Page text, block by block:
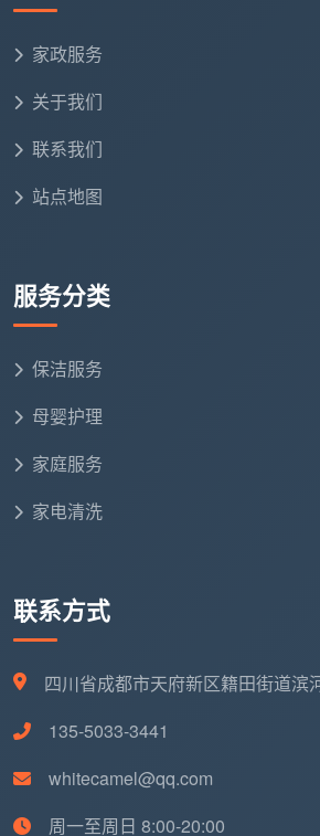
型
司的服务深度、药剂品牌和售后条款
格以各公司官方确认为准。
100㎡新房治甲醛需要多少钱？
约2200-4000元；部分公司报价
3000-5000元。整体来看，一套100
5000元之间。需要特别说明的是，
洁的甲醛治理具体收费标准属于企业
同样100㎡的房子，为什么有的
修复杂度——定制柜体多、软包墙
本自然更高。
四、2026年成都除甲醛行业
保障”
4.1 最常见的四大“智商税”套路
家政服务
关于我们
联系我们
站点地图
服务分类
保洁服务
母婴护理
家庭服务
家电清洗
联系方式
四川省成都市天府新区籍田街道滨
135-5033-3441
whitecamel@qq.com
周一至周日 8:00-20:00